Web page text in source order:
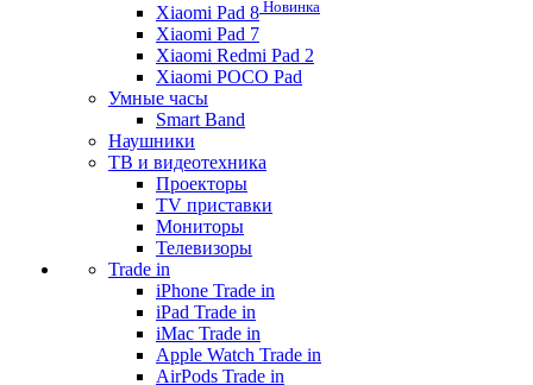
Xiaomi Pad 8 Новинка
Xiaomi Pad 7
Xiaomi Redmi Pad 2
Xiaomi POCO Pad
Умные часы
Smart Band
Наушники
ТВ и видеотехника
Проекторы
TV приставки
Мониторы
Телевизоры
Trade in
iPhone Trade in
iPad Trade in
iMac Trade in
Apple Watch Trade in
AirPods Trade in